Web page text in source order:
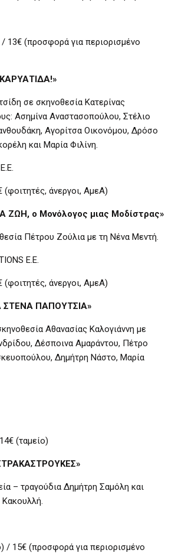
13€ (προσφορά για περιορισμένο
σε σκηνοθεσία Κατερίνας
Ασημίνα Αναστασοπούλου, Στέλιο
Αγορίτσα Οικονόμου, Δρόσο
και Μαρία Φιλίνη.
(φοιτητές, άνεργοι, ΑμεΑ)
ΖΩΗ, ο Μονόλογος μιας Μοδίστρας»
Πέτρου Ζούλια με τη Νένα Μεντή.
Ε.E.
(φοιτητές, άνεργοι, ΑμεΑ)
ΣΤΕΝΑ ΠΑΠΟΥΤΣΙΑ»
Αθανασίας Καλογιάννη με
Δέσποινα Αμαράντου, Πέτρο
Δημήτρη Νάστο, Μαρία
(ταμείο)
– τραγούδια Δημήτρη Σαμόλη και
/ 15€ (προσφορά για περιορισμένο